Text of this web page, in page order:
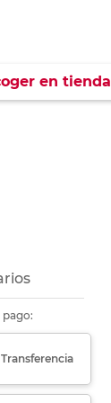
en tienda